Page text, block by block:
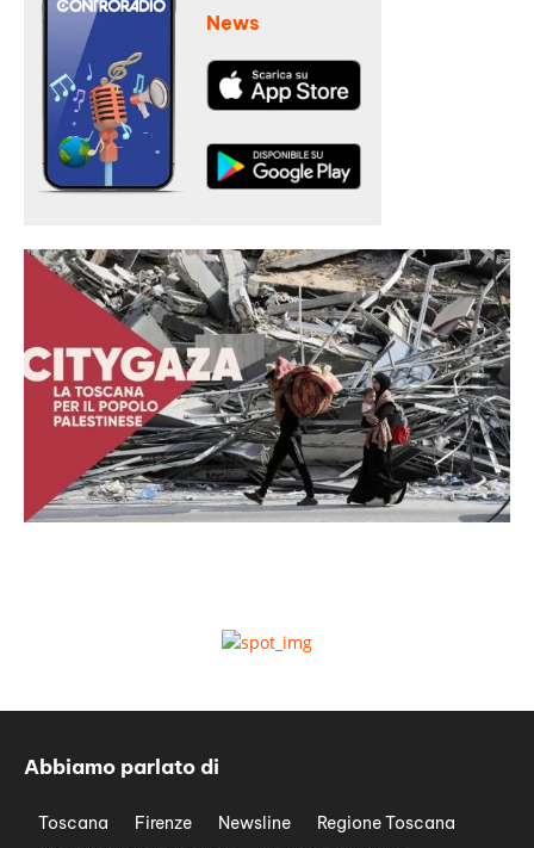
News
Abbiamo parlato di
Toscana Firenze Newsline
Regione Toscana